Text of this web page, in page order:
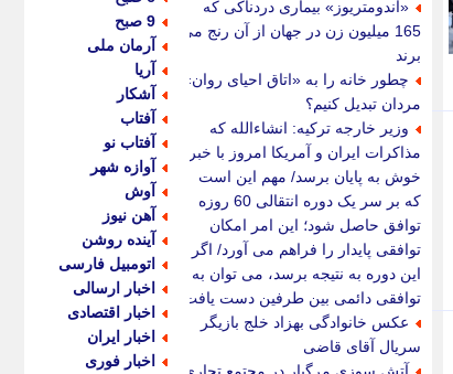
«آندومتریوز» بیماری دردناکی که
165 میلیون زن در جهان از آن رنج می
برند
چطور خانه را به «اتاق احیای روان»
مردان تبدیل کنیم؟
وزیر خارجه ترکیه: انشاءالله که
مذاکرات ایران و آمریکا امروز با خبر
خوش به پایان برسد/ مهم این است
که بر سر یک دوره انتقالی 60 روزه
توافق حاصل شود؛ این امر امکان
توافقی پایدار را فراهم می آورد/ اگر
این دوره به نتیجه برسد، می توان به
توافقی دائمی بین طرفین دست یافت
عکس خانوادگی بهزاد خلج بازیگر
سریال آقای قاضی
9 صبح
آرمان ملی
آریا
آشکار
آفتاب
آفتاب نو
آوازه شهر
آوش
آهن نیوز
آینده روشن
اتومبیل فارسی
اخبار ارسالی
اخبار اقتصادی
اخبار ایران
اخبار فوری